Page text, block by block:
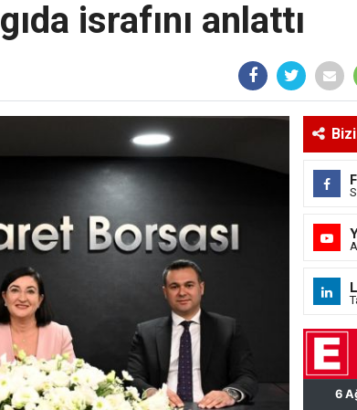
gıda israfını anlattı